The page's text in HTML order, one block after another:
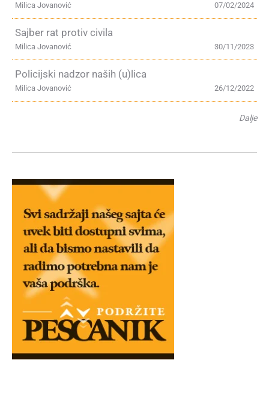
07/02/2024
Milica Jovanović
Sajber rat protiv civila
30/11/2023
Milica Jovanović
Policijski nadzor naših (u)lica
26/12/2022
Milica Jovanović
Dalje